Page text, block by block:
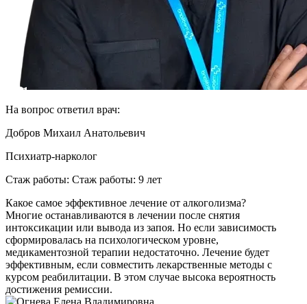
На вопрос ответил врач:
Добров Михаил Анатольевич
Психиатр-нарколог
Стаж работы: Стаж работы: 9 лет
Какое самое эффективное лечение от алкоголизма?
Многие останавливаются в лечении после снятия
интоксикации или вывода из запоя. Но если зависимость
сформировалась на психологическом уровне,
медикаментозной терапии недостаточно. Лечение будет
эффективным, если совместить лекарственные методы с
курсом реабилитации. В этом случае высока вероятность
достижения ремиссии.